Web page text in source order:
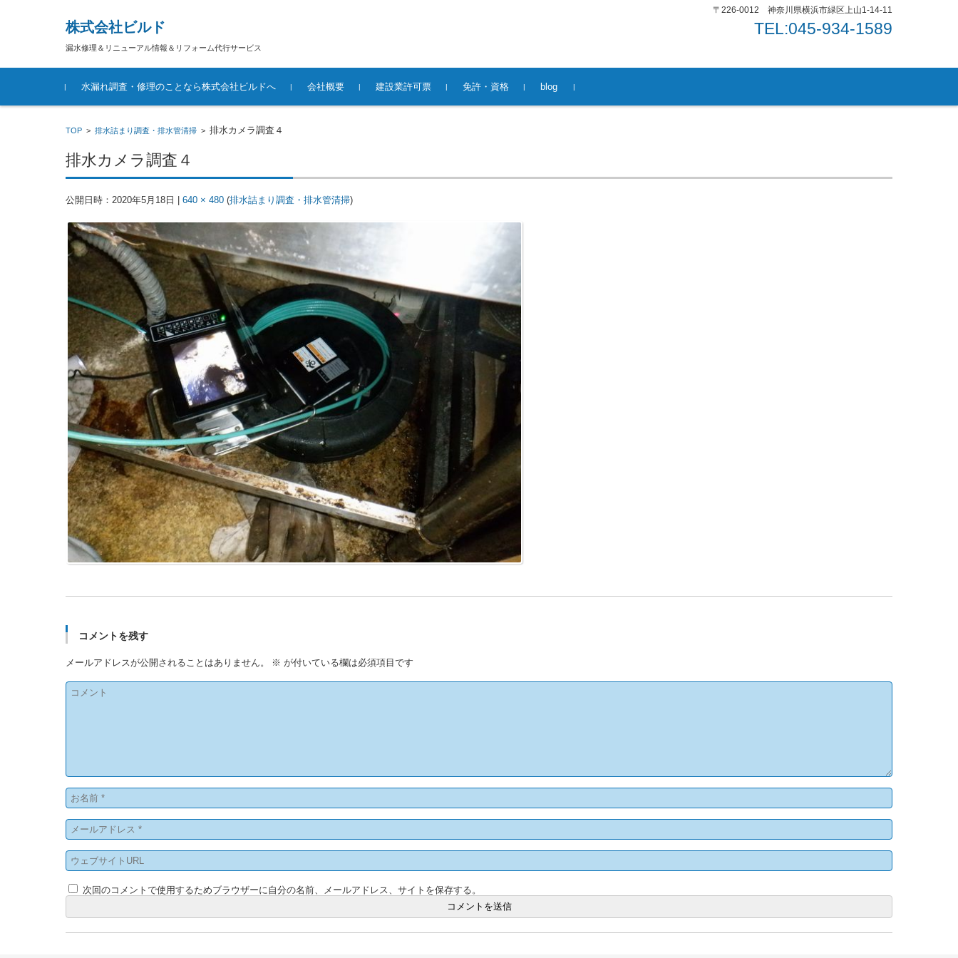
株式会社ビルド
漏水修理＆リニューアル情報＆リフォーム代行サービス
〒226-0012 神奈川県横浜市緑区上山1-14-11
TEL:045-934-1589
コンテンツに移動
水漏れ調査・修理のことなら株式会社ビルドへ
会社概要 建設業許可票 免許・資格 blog
TOP > 排水詰まり調査・排水管清掃 > 排水カメラ調査４
排水カメラ調査４
公開日時： 2020年5月18日 640 × 480 (排水詰まり調査・排水管清掃)
コメントを残す
メールアドレスが公開されることはありません。 ※ が付いている欄は必須項目です
次回のコメントで使用するためブラウザーに自分の名前、メールアドレス、サイトを保存する。